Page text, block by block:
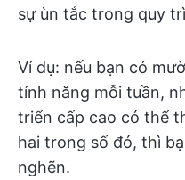
sự ùn tắc trong quy
Ví dụ: nếu bạn có
tính năng mỗi tuần,
triển cấp cao có thể
hai trong số đó, thì
nghẽn.